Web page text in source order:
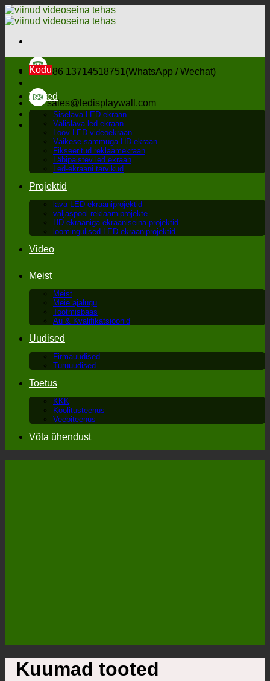
Liigu
sisu
+86 13714518751(WhatsApp / Wechat)
sales@ledisplaywall.com
Kodu
Tooted
Siselava LED-ekraan
Välislava led ekraan
Loov LED-videoekraan
Väikese sammuga HD ekraan
Fikseeritud reklaamekraan
Läbipaistev led ekraan
Led-ekraani tarvikud
Projektid
lava LED-ekraaniprojektid
väljaspool reklaamiprojekte
HD-ekraaniga ekraaniseina projektid
loomingulised LED-ekraaniprojektid
Video
Meist
Meist
Meie ajalugu
Tootmisbaas
Au & Kvalifikatsioonid
Uudised
Firmauudised
Turuuudised
Toetus
KKK
Koolitusteenus
Veebiteenus
Võta ühendust
Kuumad tooted